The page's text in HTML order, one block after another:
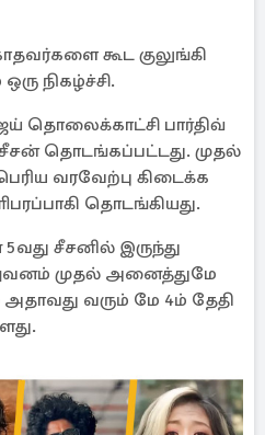
கூட குலுங்கி
நிகழ்ச்சி.
தொலைக்காட்சி பார்திவ்
தொடங்கப்பட்டது. முதல்
வரவேற்பு கிடைக்க
தொடங்கியது.
சீசனில் இருந்து
முதல் அனைத்துமே
வரும் மே 4ம் தேதி